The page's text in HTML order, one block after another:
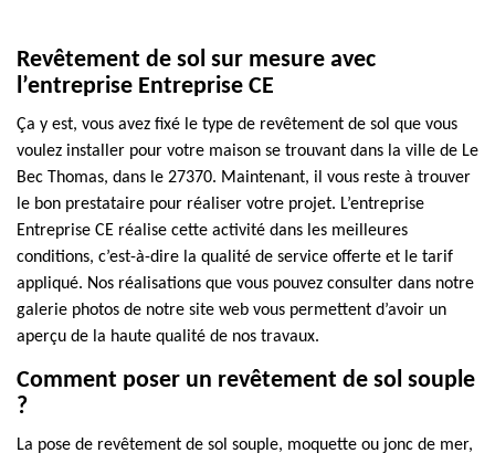
Revêtement de sol sur mesure avec
l’entreprise Entreprise CE
Ça y est, vous avez fixé le type de revêtement de sol que vous
voulez installer pour votre maison se trouvant dans la ville de Le
Bec Thomas, dans le 27370. Maintenant, il vous reste à trouver
le bon prestataire pour réaliser votre projet. L’entreprise
Entreprise CE réalise cette activité dans les meilleures
conditions, c’est-à-dire la qualité de service offerte et le tarif
appliqué. Nos réalisations que vous pouvez consulter dans notre
galerie photos de notre site web vous permettent d’avoir un
aperçu de la haute qualité de nos travaux.
Comment poser un revêtement de sol souple
?
La pose de revêtement de sol souple, moquette ou jonc de mer,